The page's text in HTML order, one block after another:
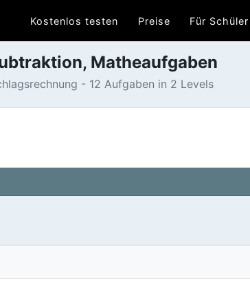
Kostenlos testen Preise Für
Matheaufgaben
- 12 Aufgaben in 2 Levels